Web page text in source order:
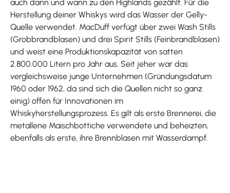
auch dann und wann zu den Highlands gezählt. Für die
Herstellung deiner Whiskys wird das Wasser der Gelly-
Quelle verwendet. MacDuff verfügt über zwei Wash Stills
(Grobbrandblasen) und drei Spirit Stills (Feinbrandblasen)
und weist eine Produktionskapazität von satten
2.800.000 Litern pro Jahr aus. Seit jeher war das
vergleichsweise junge Unternehmen (Gründungsdatum
1960 oder 1962, da sind sich die Quellen nicht so ganz
einig) offen für Innovationen im
Whiskyherstellungsprozess. Es gilt als erste Brennerei, die
metallene Maischbottiche verwendete und beheizten,
ebenfalls als erste, ihre Brennblasen mit Wasserdampf.